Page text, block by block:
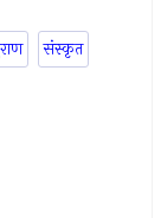
संस्कृत